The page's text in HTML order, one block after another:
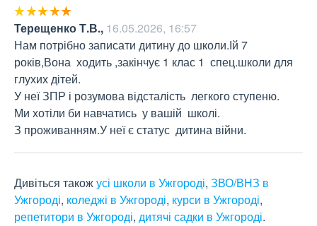
Терещенко Т.В., 16.05.2026, 16:57
Нам потрібно записати дитину до школи.Ій 7
років,Вона  ходить ,закінчує 1 клас 1  спец.школи для
глухих дітей.
У неї ЗПР і розумова відсталість  легкого ступеню.
Ми хотіли би навчатись  у вашій  школі.
З проживанням.У неї є статус  дитина війни.
Дивіться такожусі школи в Ужгороді, ЗВО/ВНЗ в
Ужгороді, коледжі в Ужгороді, курси в Ужгороді,
репетитори в Ужгороді, дитячі садки в Ужгороді.